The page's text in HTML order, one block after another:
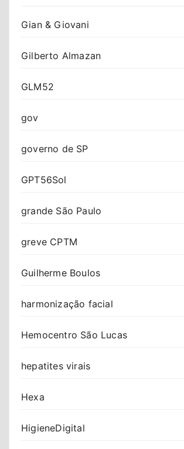
Gian & Giovani
Gilberto Almazan
GLM52
gov
governo de SP
GPT56Sol
grande São Paulo
greve CPTM
Guilherme Boulos
harmonização facial
Hemocentro São Lucas
hepatites virais
Hexa
HigieneDigital